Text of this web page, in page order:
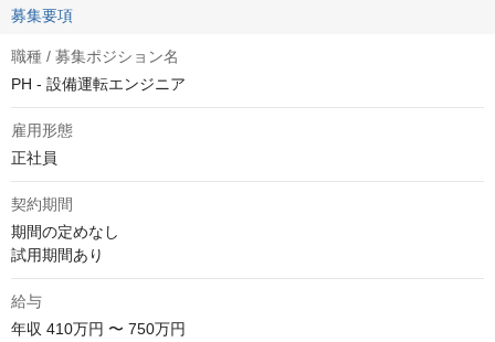
募集要項
職種 / 募集ポジション名
PH - 設備運転エンジニア
雇用形態
正社員
契約期間
期間の定めなし
試用期間あり
給与
年収 410万円 〜 750万円